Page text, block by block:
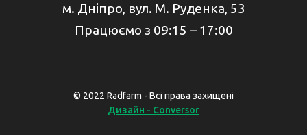
м. Дніпро, вул. М. Руденка, 53
Працюємо з 09:15 – 17:00
© 2022 Radfarm - Всі права захищені
Дизайн - Conversor